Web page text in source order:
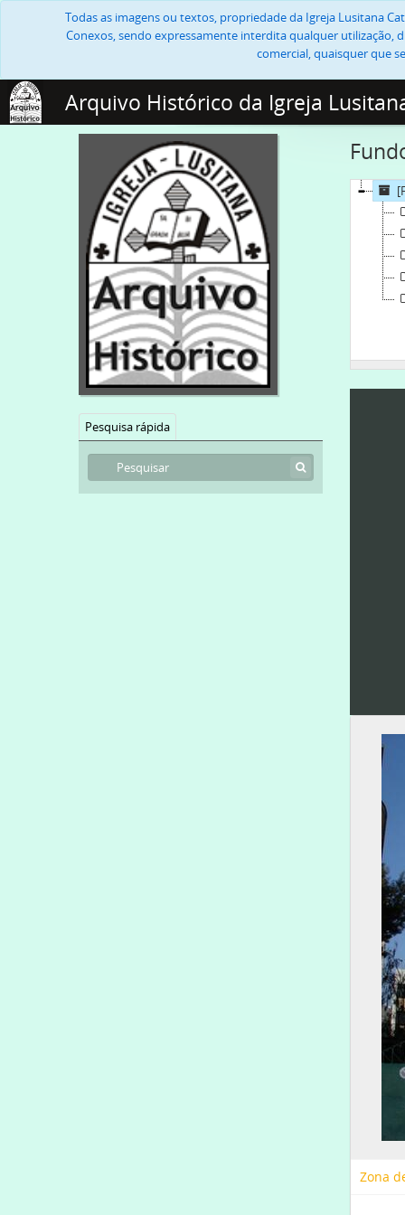
Todas as imagens ou textos, propriedade da Igreja Lusitana
Conexos, sendo expressamente interdita qualquer utilização,
comercial, quaisquer que
Arquivo Histórico da Igreja
Pesquisa rápida
Zona